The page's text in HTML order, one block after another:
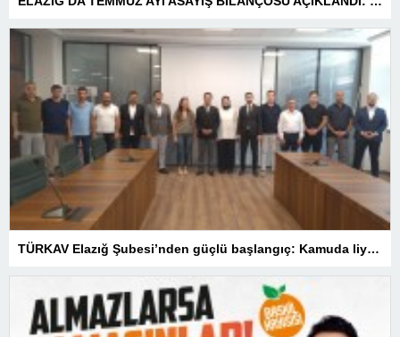
TÜRKAV Elazığ Şubesi’nden güçlü başlangıç: Kamuda liyakatin en gür sesi olacağız